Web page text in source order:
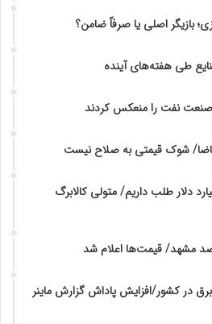
بازیگر اصلی یا صرفاً ضامن؟
طی هفته‌های آینده
صنعت نفت را منعکس کردند
تقاضا/ شوک قیمتی به صلاح نیست
از شرکت نفت ۱۷ میلیارد دلار طلب داریم/ متولی کالابرگ
مشهد/ قیمت‌ها اعلام شد
در کشور/افزایش پاداش گزارش ماینر